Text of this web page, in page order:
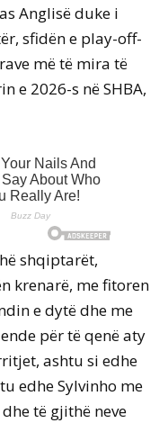
Anglisë duke i
sfidën e play-off-
më të mira të
e 2026-s në SHBA,
shqiptarët,
krenarë, me fitoren
e dytë dhe me
për të qenë aty
ashtu si edhe
edhe Sylvinho me
të gjithë neve